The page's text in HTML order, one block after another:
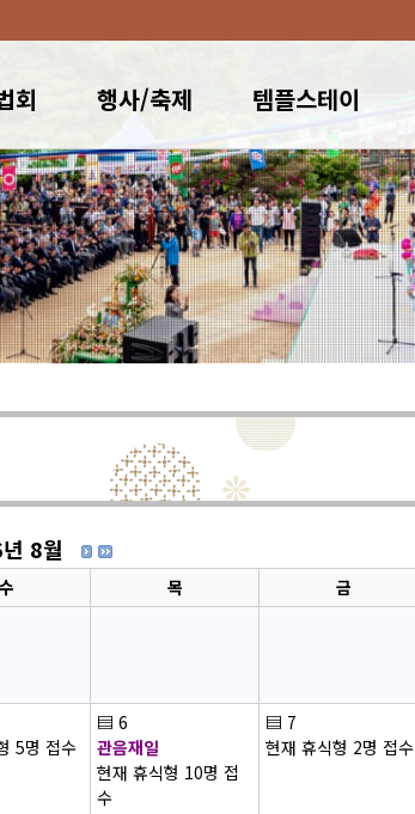
회 행사/축제 템플스테이
8월
수 목 금
5명 접수
▤ 6
관음재일
현재 휴식형 10명 접
수
▤ 7
현재 휴식형 2명 접수